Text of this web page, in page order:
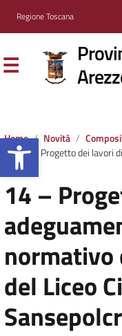
Apri la
Regione Toscana
Home Novità
14 – Progetto dei lavori di adeguamento sismico e normativo della succursale
14 –
normativo
del Liceo